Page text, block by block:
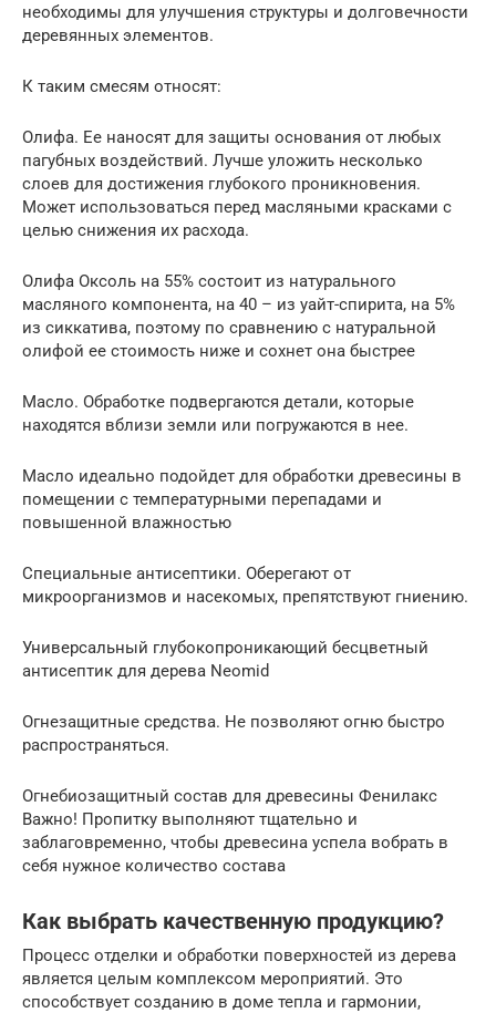
необходимы для улучшения структуры и долговечности
деревянных элементов.
К таким смесям относят:
Олифа. Ее наносят для защиты основания от любых
пагубных воздействий. Лучше уложить несколько
слоев для достижения глубокого проникновения.
Может использоваться перед масляными красками с
целью снижения их расхода.
Олифа Оксоль на 55% состоит из натурального
масляного компонента, на 40 – из уайт-спирита, на 5%
из сиккатива, поэтому по сравнению с натуральной
олифой ее стоимость ниже и сохнет она быстрее
Масло. Обработке подвергаются детали, которые
находятся вблизи земли или погружаются в нее.
Масло идеально подойдет для обработки древесины в
помещении с температурными перепадами и
повышенной влажностью
Специальные антисептики. Оберегают от
микроорганизмов и насекомых, препятствуют гниению.
Универсальный глубокопроникающий бесцветный
антисептик для дерева Neomid
Огнезащитные средства. Не позволяют огню быстро
распространяться.
Огнебиозащитный состав для древесины Фенилакс
Важно! Пропитку выполняют тщательно и
заблаговременно, чтобы древесина успела вобрать в
себя нужное количество состава
Как выбрать качественную продукцию?
Процесс отделки и обработки поверхностей из дерева
является целым комплексом мероприятий. Это
способствует созданию в доме тепла и гармонии,